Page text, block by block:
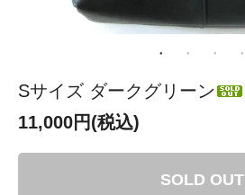
Sサイズ ダークグリーン
11,000円(税込)
SOLD OUT